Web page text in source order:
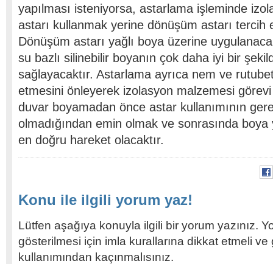
yapılması isteniyorsa, astarlama işleminde
astarı kullanmak yerine dönüşüm astarı tercih
Dönüşüm astarı yağlı boya üzerine
su bazlı silinebilir boyanın çok daha iyi bir
sağlayacaktır. Astarlama ayrıca nem ve
etmesini önleyerek izolasyon malzemesi
duvar boyamadan önce astar kullanımının
olmadığından emin olmak ve sonrasında
en doğru hareket olacaktır.
Konu ile ilgili yorum yaz!
Lütfen aşağıya konuyla ilgili bir yorum yazınız.
gösterilmesi için imla kurallarına dikkat etmeli
kullanımından kaçınmalısınız.